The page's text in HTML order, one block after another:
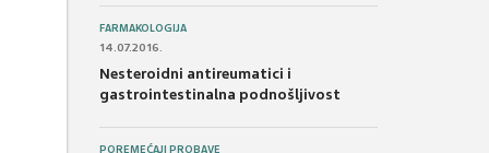
FARMAKOLOGIJA
14.07.2016.
Nesteroidni antireumatici i
gastrointestinalna podnošljivost
POREMEĆAJI PROBAVE